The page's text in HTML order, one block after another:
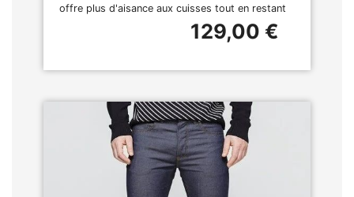
offre plus d'aisance aux cuisses tout en restant
129,00 €